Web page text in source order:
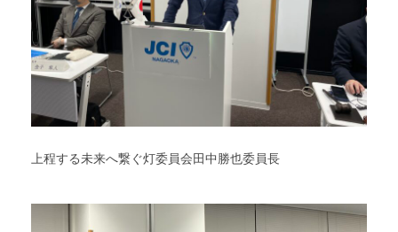
上程する未来へ繋ぐ灯委員会田中勝也委員長